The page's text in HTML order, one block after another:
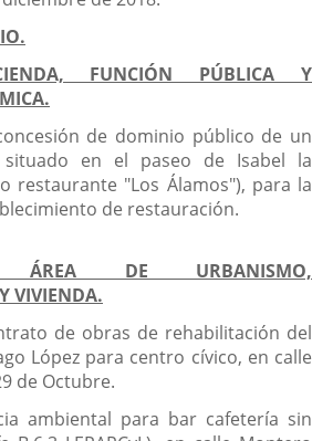
FUNCIÓN PÚBLICA Y
de dominio público de un
situado en el paseo de Isabel la
restaurante "Los Álamos"), para la
de restauración.
ÁREA DE URBANISMO,
VIVIENDA.
de obras de rehabilitación del
López para centro cívico, en calle
de Octubre.
ambiental para bar cafetería sin